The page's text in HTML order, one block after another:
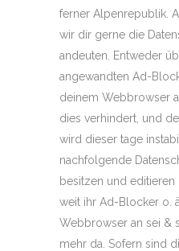
ferner Alpenrepublik.
wir dir gerne die
andeuten. Entweder
angewandten Ad-
deinem Webbrowser
dies verhindert, und
wird dieser tage
nachfolgende
besitzen und
weit ihr Ad-Blocker o.
Webbrowser an sei &
mehr da. Sofern sind